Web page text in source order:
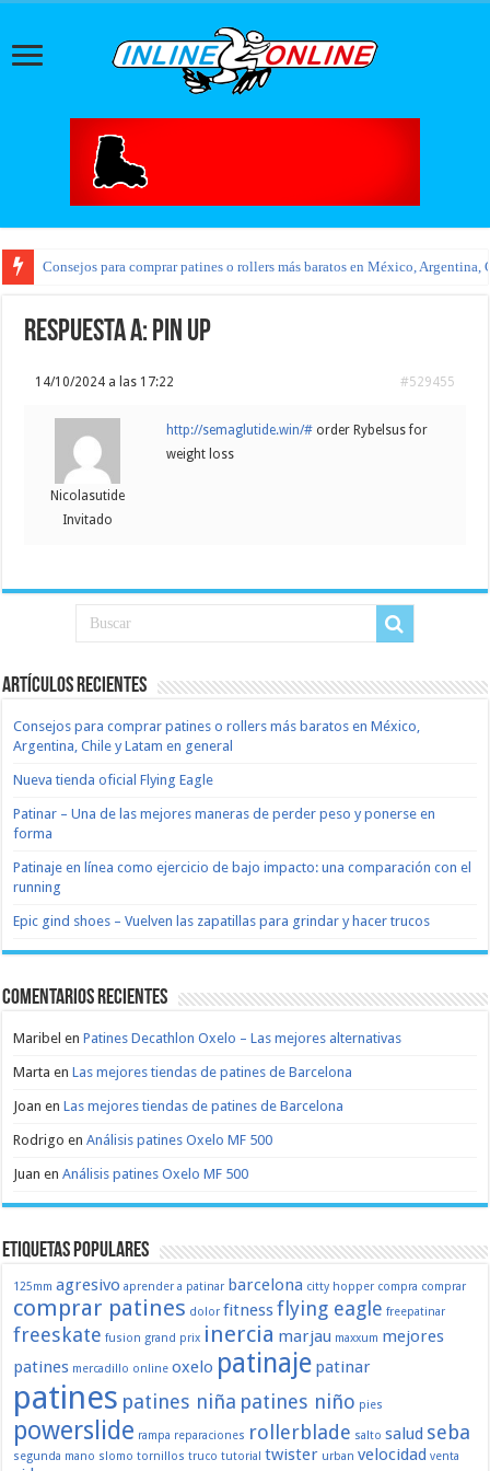
Consejos para comprar patines o rollers más baratos en México, Argentina,
Respuesta a: pin up
14/10/2024 a las 17:22 #529455
Nicolasutide
Invitado
http://semaglutide.win/# order Rybelsus for
weight loss
Artículos recientes
Consejos para comprar patines o rollers más baratos en México,
Argentina, Chile y Latam en general
Nueva tienda oficial Flying Eagle
Patinar – Una de las mejores maneras de perder peso y ponerse en
forma
Patinaje en línea como ejercicio de bajo impacto: una comparación con el
running
Epic gind shoes – Vuelven las zapatillas para grindar y hacer trucos
Comentarios recientes
Maribel enPatines Decathlon Oxelo – Las mejores alternativas
Marta enLas mejores tiendas de patines de Barcelona
Joan enLas mejores tiendas de patines de Barcelona
Rodrigo enAnálisis patines Oxelo MF 500
Juan enAnálisis patines Oxelo MF 500
Etiquetas populares
125mm agresivo aprender a patinar barcelona citty hopper compra comprar
comprar patines dolor fitnessflying eagle freepatinar
freeskate fusion grand prix inercia marjau maxxum mejores
patines mercadillo online oxelo patinaje patinar
patines patines niña patines niño pies
powerslide rampa reparaciones rollerblade salto salud seba
segunda mano slomo tornillos truco tutorial twister urban velocidad venta